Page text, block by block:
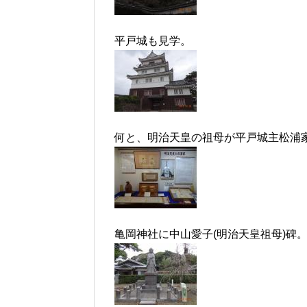
平戸城も見学。
何と、明治天皇の祖母が平戸城主松浦
亀岡神社に中山愛子(明治天皇祖母)碑。